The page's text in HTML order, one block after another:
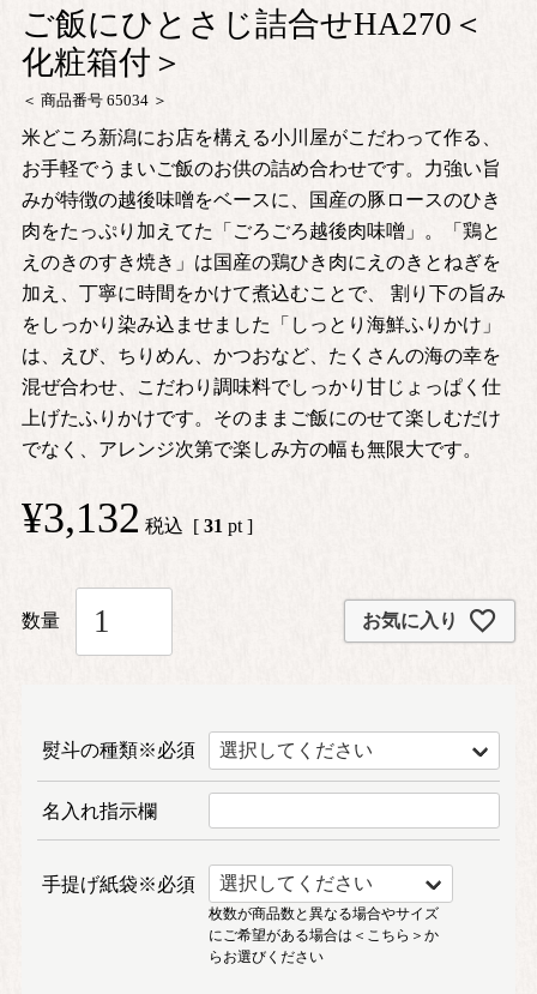
ご飯にひとさじ詰合せHA270＜
化粧箱付＞
商品番号 65034
米どころ新潟にお店を構える小川屋がこだわって作る、
お手軽でうまいご飯のお供の詰め合わせです。力強い旨
みが特徴の越後味噌をベースに、国産の豚ロースのひき
肉をたっぷり加えてた「ごろごろ越後肉味噌」。「鶏と
えのきのすき焼き」は国産の鶏ひき肉にえのきとねぎを
加え、丁寧に時間をかけて煮込むことで、 割り下の旨み
をしっかり染み込ませました「しっとり海鮮ふりかけ」
は、えび、ちりめん、かつおなど、たくさんの海の幸を
混ぜ合わせ、こだわり調味料でしっかり甘じょっぱく仕
上げたふりかけです。そのままご飯にのせて楽しむだけ
でなく、アレンジ次第で楽しみ方の幅も無限大です。
¥3,132 税込 [ 31 pt ]
お気に入り
熨斗の種類※必須
名入れ指示欄
手提げ紙袋※必須
枚数が商品数と異なる場合やサイズ
にご希望がある場合は ＜こちら＞か
らお選びください